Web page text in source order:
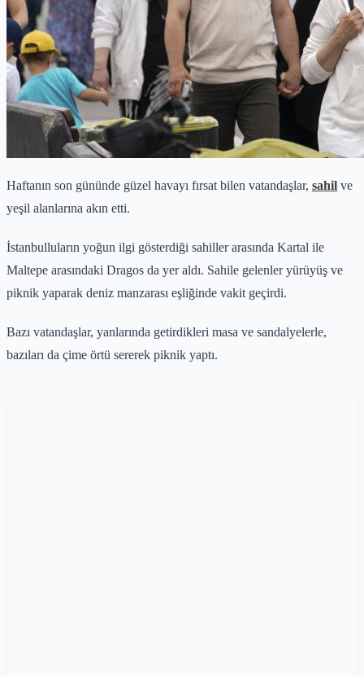
Haftanın son gününde güzel havayı fırsat bilen vatandaşlar, sahil ve
yeşil alanlarına akın etti.
İstanbulluların yoğun ilgi gösterdiği sahiller arasında Kartal ile
Maltepe arasındaki Dragos da yer aldı. Sahile gelenler yürüyüş ve
piknik yaparak deniz manzarası eşliğinde vakit geçirdi.
Bazı vatandaşlar, yanlarında getirdikleri masa ve sandalyelerle,
bazıları da çime örtü sererek piknik yaptı.